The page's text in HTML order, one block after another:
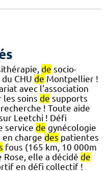
de socio-
CHU de Montpellier !
avec l'association
soins de supports
! Toute aide
Leetchi ! Défi
service de gynécologie
charge des patientes
fous (165 km, 10 000m
Rose, elle a décidé de
en défi collectif !